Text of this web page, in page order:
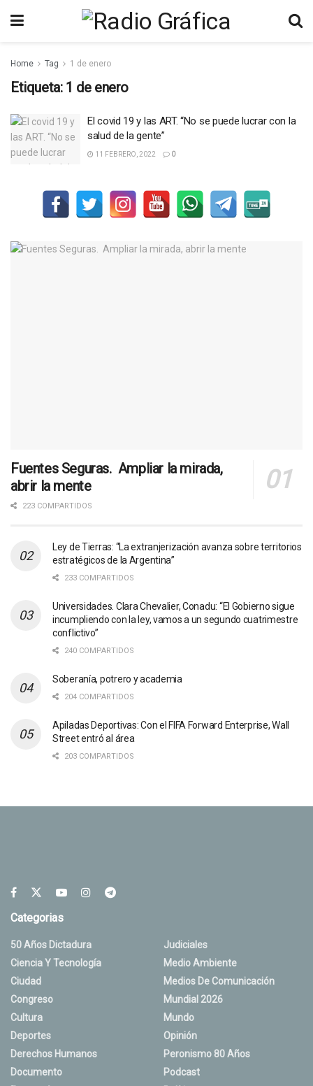
Home Tag 1 de enero
Etiqueta: 1 de enero
El covid 19 y las ART. “No se puede lucrar con la
salud de la gente”
11 FEBRERO, 2022 0
Fuentes Seguras. Ampliar la mirada,
abrir la mente
223 COMPARTIDOS
Ley de Tierras: “La extranjerización avanza sobre territorios
estratégicos de la Argentina”
233 COMPARTIDOS
Universidades. Clara Chevalier, Conadu: “El Gobierno sigue
incumpliendo con la ley, vamos a un segundo cuatrimestre
conflictivo”
240 COMPARTIDOS
Soberanía, potrero y academia
204 COMPARTIDOS
Apiladas Deportivas: Con el FIFA Forward Enterprise, Wall
Street entró al área
203 COMPARTIDOS
Categorias
50 Años Dictadura
Ciencia Y Tecnología
Ciudad
Congreso
Cultura
Deportes
Derechos Humanos
Documento
Judiciales
Medio Ambiente
Medios De Comunicación
Mundial 2026
Mundo
Opinión
Peronismo 80 Años
Podcast